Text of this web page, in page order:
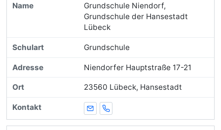
Grundschule Niendorf,
Grundschule der Hansestadt
Lübeck
Grundschule
Niendorfer Hauptstraße 17-21
23560 Lübeck, Hansestadt
E-MailTelefon